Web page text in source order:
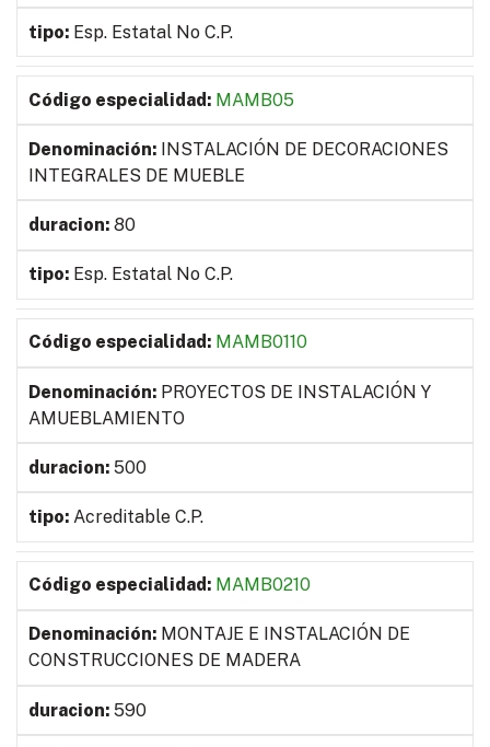
Esp. Estatal No C.P.
MAMB05
INSTALACIÓN DE DECORACIONES
INTEGRALES DE MUEBLE
80
Esp. Estatal No C.P.
MAMB0110
PROYECTOS DE INSTALACIÓN Y
AMUEBLAMIENTO
500
Acreditable C.P.
MAMB0210
MONTAJE E INSTALACIÓN DE
CONSTRUCCIONES DE MADERA
590